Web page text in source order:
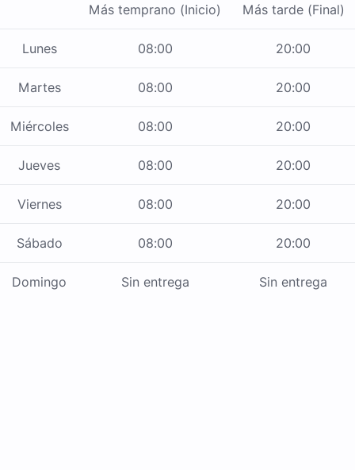
Más temprano (Inicio) Más tarde (Final)
Lunes 08:00 20:00
Martes 08:00 20:00
Miércoles 08:00 20:00
Jueves 08:00 20:00
Viernes 08:00 20:00
Sábado 08:00 20:00
Domingo Sin entrega Sin entrega